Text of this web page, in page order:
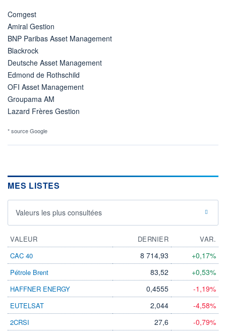
Comgest
Amiral Gestion
BNP Paribas Asset Management
Blackrock
Deutsche Asset Management
Edmond de Rothschild
OFI Asset Management
Groupama AM
Lazard Frères Gestion
* source Google
MES LISTES
Valeurs les plus consultées
VALEUR DERNIER
VAR.
CAC 40
8 714,93 +0,17%
Pétrole Brent 83,52 +0,53%
HAFFNER ENERGY 0,4555 -1,19%
EUTELSAT 2,044 -4,58%
2CRSI 27,6 -0,79%